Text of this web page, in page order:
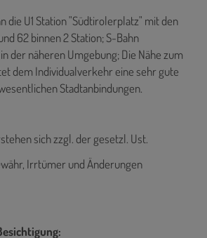
die U1 Station "Südtirolerplatz" mit den
62 binnen 2 Station; S-Bahn
der näheren Umgebung; Die Nähe zum
dem Individualverkehr eine sehr gute
Stadtanbindungen.
sich zzgl. der gesetzl. Ust.
Irrtümer und Änderungen